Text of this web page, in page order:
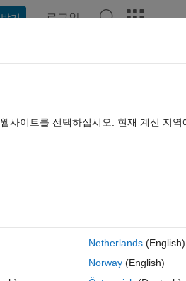
기 로그인
after arxml import
사이트를 선택하십시오. 현재 계신 지
Netherlands(English)
Norway(English)